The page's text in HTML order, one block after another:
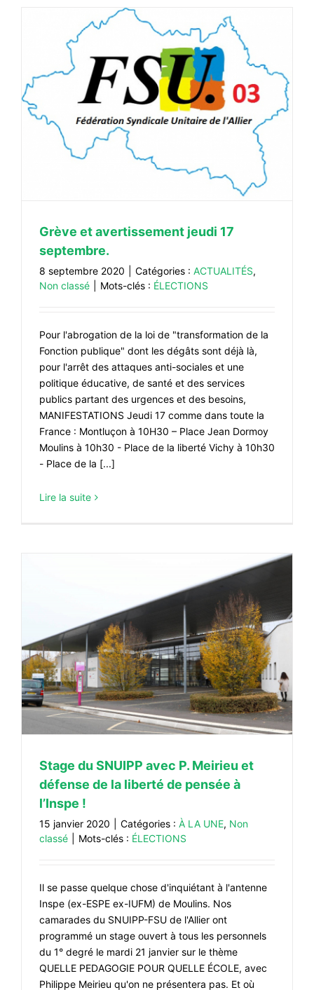
Grève et avertissement jeudi 17
septembre.
8 septembre 2020 Catégories : ACTUALITÉS,
Non classé
Mots-clés : ÉLECTIONS
Pour l'abrogation de la loi de "transformation de la
Fonction publique" dont les dégâts sont déjà là,
pour l'arrêt des attaques anti-sociales et une
politique éducative, de santé et des services
publics partant des urgences et des besoins,
MANIFESTATIONS Jeudi 17 comme dans toute la
France : Montluçon à 10H30 – Place Jean Dormoy
Moulins à 10h30 - Place de la liberté Vichy à 10h30
- Place de la [...]
Lire la suite
Stage du SNUIPP avec P. Meirieu et
défense de la liberté de pensée à
l’Inspe !
15 janvier 2020 Catégories : À LA UNE, Non
classé
Mots-clés : ÉLECTIONS
Il se passe quelque chose d'inquiétant à l'antenne
Inspe (ex-ESPE ex-IUFM) de Moulins. Nos
camarades du SNUIPP-FSU de l'Allier ont
programmé un stage ouvert à tous les personnels
du 1° degré le mardi 21 janvier sur le thème
QUELLE PEDAGOGIE POUR QUELLE ÉCOLE, avec
Philippe Meirieu qu'on ne présentera pas. Et où